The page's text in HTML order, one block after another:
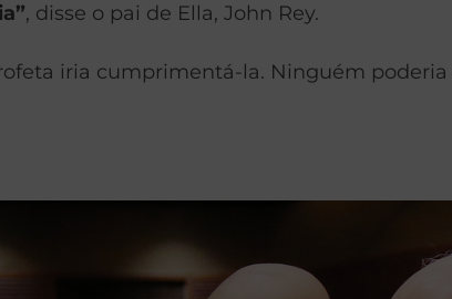
, disse o pai de Ella, John Rey.
iria cumprimentá-la. Ninguém